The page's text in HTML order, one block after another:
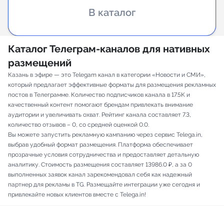
В каталог
Каталог Телеграм-каналов для нативных
размещений
Казань в эфире — это Telegam канал в категории «Новости и СМИ»,
который предлагает эффективные форматы для размещения рекламных
постов в Телеграмме. Количество подписчиков канала в 17.5K и
качественный контент помогают брендам привлекать внимание
аудитории и увеличивать охват. Рейтинг канала составляет 7.3,
количество отзывов – 0, со средней оценкой 0.0.
Вы можете запустить рекламную кампанию через сервис Telega.in,
выбрав удобный формат размещения. Платформа обеспечивает
прозрачные условия сотрудничества и предоставляет детальную
аналитику. Стоимость размещения составляет 13986.0 ₽, а за 0
выполненных заявок канал зарекомендовал себя как надежный
партнер для рекламы в TG. Размещайте интеграции уже сегодня и
привлекайте новых клиентов вместе с Telega.in!